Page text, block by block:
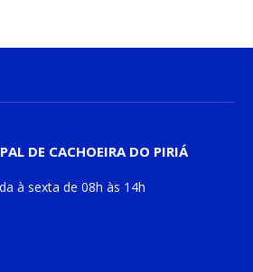
DE CACHOEIRA DO PIRIÁ
à sexta de 08h às 14h